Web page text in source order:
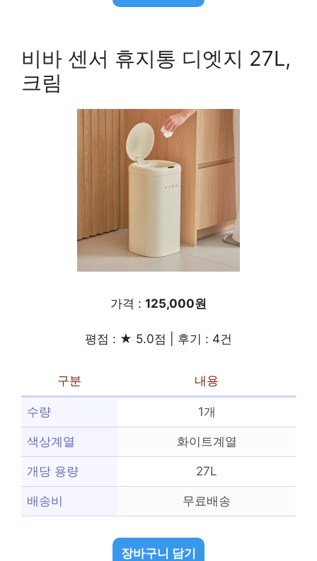
비바 센서 휴지통 디엣지 27L,
크림
가격 : 125,000원
평점 : ★ 5.0점 | 후기 : 4건
구분 내용
수량 1개
색상계열 화이트계열
개당 용량 27L
배송비 무료배송
장바구니 담기